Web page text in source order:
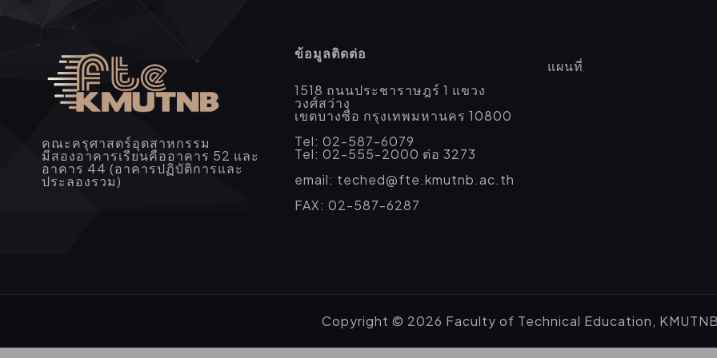
คณะครุศาสตร์อุตสาหกรรม
มีสองอาคารเรียนคืออาคาร 52 และ
อาคาร 44 (อาคารปฏิบัติการและ
ประลองรวม)
ข้อมูลติดต่อ
1518 ถนนประชาราษฎร์ 1 แขวง
วงศ์สว่าง
เขตบางซื่อ กรุงเทพมหานคร 10800
Tel: 02-587-6079
Tel: 02-555-2000 ต่อ 3273
email: teched@fte.kmutnb.ac.th
FAX: 02-587-6287
แผนที่
Copyright © 2026 Faculty of Technical Education,